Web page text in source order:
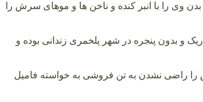
وی را با انبر کنده و ناخن ها و موهای سرش را
و بدون پنجره در شهر پلخمری زندانی بوده و
راضی نشدن به تن فروشی به خواسته فامیل